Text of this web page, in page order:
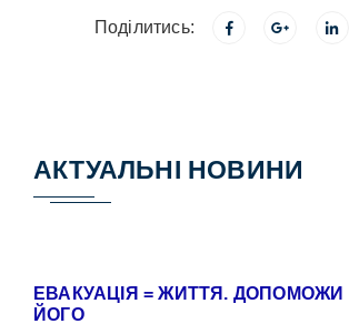
Поділитись:
АКТУАЛЬНІ НОВИНИ
ЕВАКУАЦІЯ = ЖИТТЯ. ДОПОМОЖИ
ЙОГО